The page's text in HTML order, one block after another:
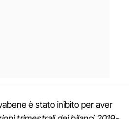
è stato inibito per aver